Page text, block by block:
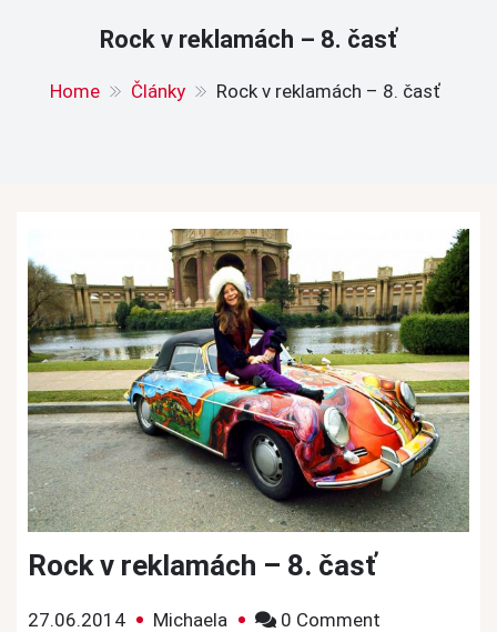
Rock v reklamách – 8. časť
Home Články Rock v reklamách – 8. časť
Rock v reklamách – 8. časť
27.06.2014 Michaela 0 Comment